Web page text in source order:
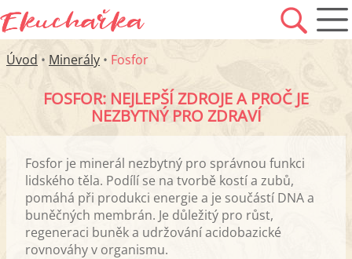
Úvod • Minerály • Fosfor
FOSFOR: NEJLEPŠÍ ZDROJE A PROČ JE
NEZBYTNÝ PRO ZDRAVÍ
Fosfor je minerál nezbytný pro správnou funkci
lidského těla. Podílí se na tvorbě kostí a zubů,
pomáhá při produkci energie a je součástí DNA a
buněčných membrán. Je důležitý pro růst,
regeneraci buněk a udržování acidobazické
rovnováhy v organismu.